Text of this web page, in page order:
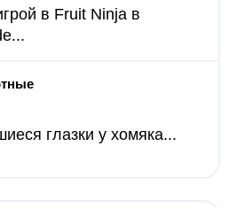
в Fruit Ninja в
глазки у хомяка...